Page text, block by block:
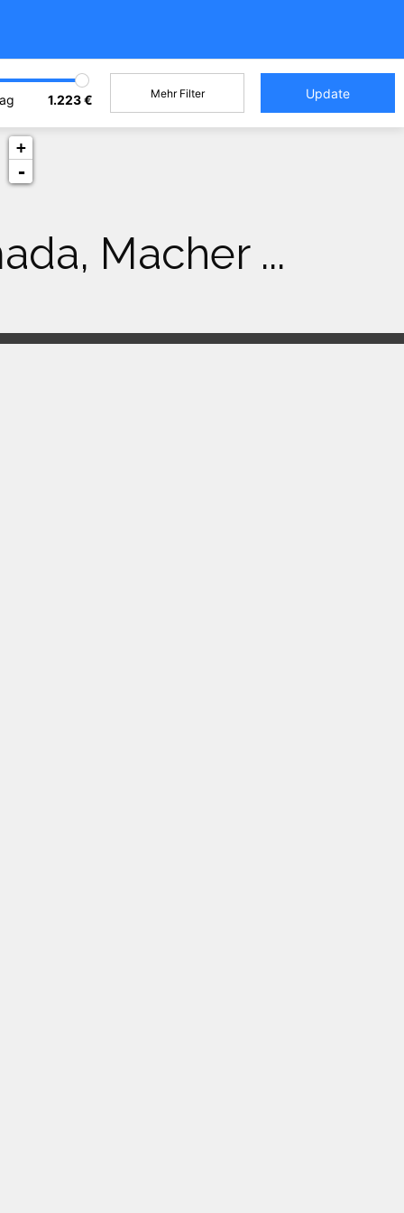
Macher ...
1.223 € Mehr Filter
+
-